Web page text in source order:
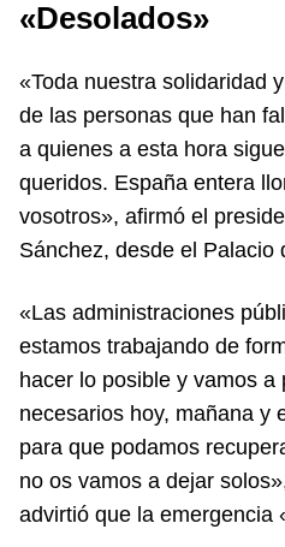
«Desolados»
«Toda nuestra solidaridad
de las personas que han
a quienes a esta hora
queridos. España entera
vosotros», afirmó el
Sánchez, desde el Palacio
«Las administraciones
estamos trabajando de
hacer lo posible y vamos
necesarios hoy, mañana y
para que podamos
no os vamos a dejar
advirtió que la emergencia